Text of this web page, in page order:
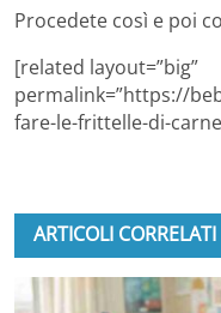
Procedete così e poi
[related layout=”big”
permalink=”https://
fare-le-frittelle-di-
ARTICOLI CORRELATI